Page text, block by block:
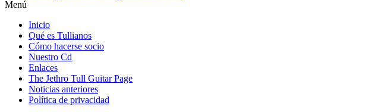
Menú
Inicio
Qué es Tullianos
Cómo hacerse socio
Nuestro Cd
Enlaces
The Jethro Tull Guitar Page
Noticias anteriores
Política de privacidad